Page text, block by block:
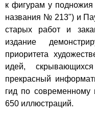
к фигурам у
названия № 213") и
старых работ и
издание
приоритета
идей,
прекрасный
гид по современному
650 иллюстраций.